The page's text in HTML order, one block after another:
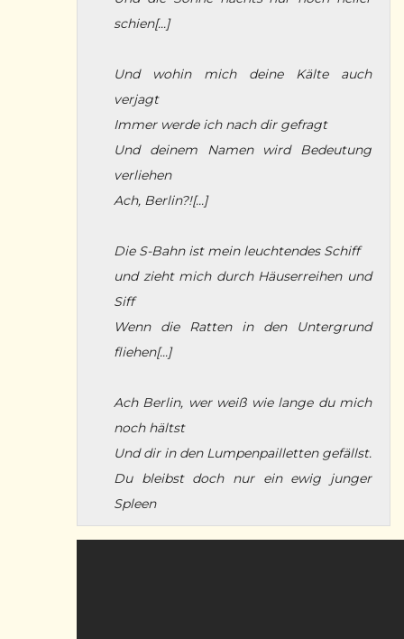
schien[...]
Und wohin mich deine Kälte auch
verjagt
Immer werde ich nach dir gefragt
Und deinem Namen wird Bedeutung
verliehen
Ach, Berlin?![...]
Die S-Bahn ist mein leuchtendes Schiff
und zieht mich durch Häuserreihen und
Siff
Wenn die Ratten in den Untergrund
fliehen[...]
Ach Berlin, wer weiß wie lange du mich
noch hältst
Und dir in den Lumpenpailletten gefällst.
Du bleibst doch nur ein ewig junger
Spleen